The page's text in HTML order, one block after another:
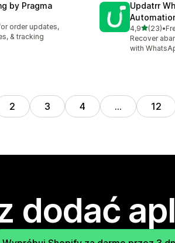
by Pragma
8
order updates,
& tracking
Updatrr
4,9na 5
(23)
Łączna •
Recover
with
2 3 4 … 12
dodać